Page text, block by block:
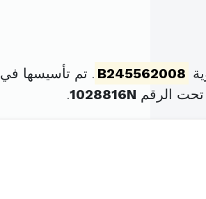
B245562008 . تم تأسيسها في 23 نوفمبر 2007 برأس مال قدره
الرقم 1028816N
.